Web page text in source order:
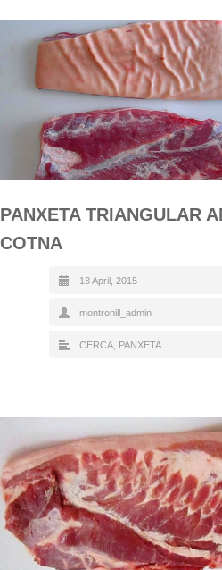
PANXETA TRIANGULAR
COTNA
13 April, 2015
montronill_admin
CERCA PANXETA